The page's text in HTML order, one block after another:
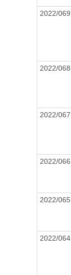
2022/069
2022/068
2022/067
2022/066
2022/065
2022/064